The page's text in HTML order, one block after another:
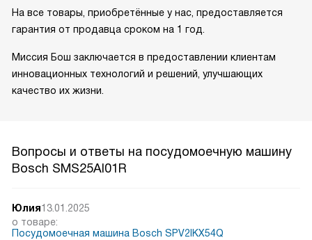
На все товары, приобретённые у нас, предоставляется
гарантия от продавца сроком на 1 год.
Миссия Бош заключается в предоставлении клиентам
инновационных технологий и решений, улучшающих
качество их жизни.
Вопросы и ответы на посудомоечную машину
Bosch SMS25AI01R
Юлия13.01.2025
о товаре:
Посудомоечная машина Bosch SPV2IKX54Q